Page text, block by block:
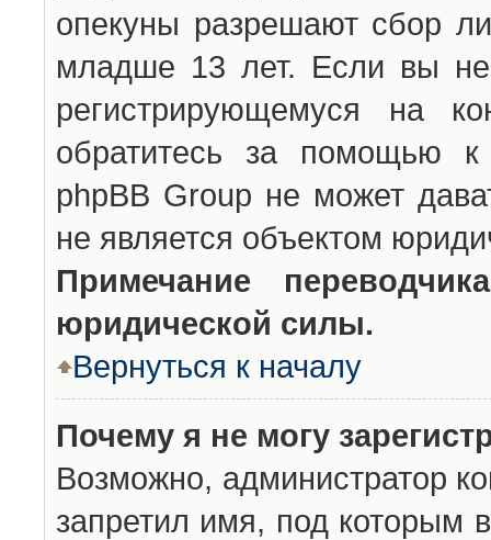
опекуны разрешают сбор
младше 13 лет. Если вы
регистрирующемуся на
обратитесь за помощью к
phpBB Group не может
не является объектом
Примечание
юридической силы.
Вернуться к началу
Почему я не могу
Возможно, администратор
запретил имя, под которым